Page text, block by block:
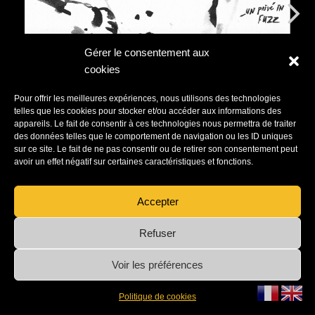
Gérer le consentement aux
cookies
Pour offrir les meilleures expériences, nous utilisons des technologies
telles que les cookies pour stocker et/ou accéder aux informations des
appareils. Le fait de consentir à ces technologies nous permettra de traiter
des données telles que le comportement de navigation ou les ID uniques
sur ce site. Le fait de ne pas consentir ou de retirer son consentement peut
avoir un effet négatif sur certaines caractéristiques et fonctions.
Accepter
Refuser
Voir les préférences
Politique de cookies
© Venus in Fuzz 2023-2024
| Propulsé parWordPress